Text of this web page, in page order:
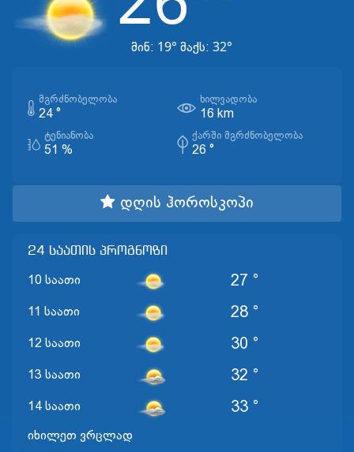
მინ: 19° მაქს: 32°
ᲛᲒᲠᲫᲜᲝᲑᲔᲚᲝᲑᲐ
24 °
ᲮᲘᲚᲕᲐᲓᲝᲑᲐ
16 km
ᲢᲔᲜᲘᲐᲜᲝᲑᲐ
51 %
ᲥᲐᲠᲨᲘ ᲛᲒᲠᲫᲜᲝᲑᲔᲚᲝᲑᲐ
26 °
დღის ჰოროსკოპი
24 საათის პროგნოზი
10 საათი 27 °
11 საათი 28 °
12 საათი 30 °
13 საათი 32 °
14 საათი 33 °
იხილეთ ვრცლად